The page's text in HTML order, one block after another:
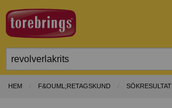
HEM F&OUML;RETAGSKUND SÖKRESULTAT